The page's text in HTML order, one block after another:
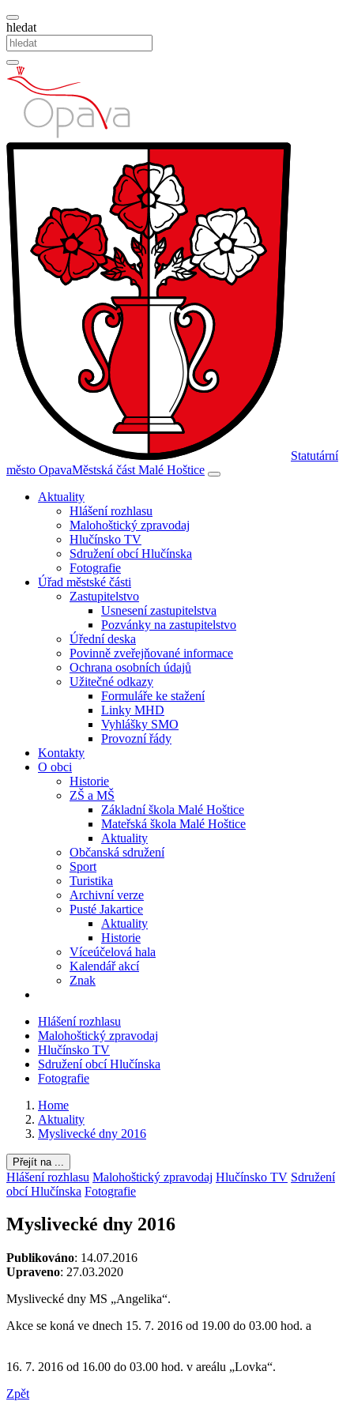
hledat
Statutární
město OpavaMěstská část Malé Hoštice
Aktuality
Hlášení rozhlasu
Malohoštický zpravodaj
Hlučínsko TV
Sdružení obcí Hlučínska
Fotografie
Úřad městské části
Zastupitelstvo
Usnesení zastupitelstva
Pozvánky na zastupitelstvo
Úřední deska
Povinně zveřejňované informace
Ochrana osobních údajů
Užitečné odkazy
Formuláře ke stažení
Linky MHD
Vyhlášky SMO
Provozní řády
Kontakty
O obci
Historie
ZŠ a MŠ
Základní škola Malé Hoštice
Mateřská škola Malé Hoštice
Aktuality
Občanská sdružení
Sport
Turistika
Archivní verze
Pusté Jakartice
Aktuality
Historie
Víceúčelová hala
Kalendář akcí
Znak
Hlášení rozhlasu
Malohoštický zpravodaj
Hlučínsko TV
Sdružení obcí Hlučínska
Fotografie
Home
Aktuality
Myslivecké dny 2016
Přejít na ...
Hlášení rozhlasu Malohoštický zpravodaj Hlučínsko TV Sdružení
obcí Hlučínska Fotografie
Myslivecké dny 2016
Publikováno: 14.07.2016
Upraveno: 27.03.2020
Myslivecké dny MS „Angelika“.
Akce se koná ve dnech 15. 7. 2016 od 19.00 do 03.00 hod. a
16. 7. 2016 od 16.00 do 03.00 hod. v areálu „Lovka“.
Zpět